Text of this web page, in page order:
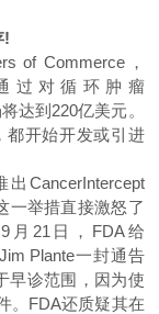
!
Commerce，
过对循环肿瘤
达到220亿美元。
都开始开发或引进
CancerIntercept
一举措直接激怒了
月21日，FDA给
Plante一封通告
早诊范围，因为使
。FDA还质疑其在